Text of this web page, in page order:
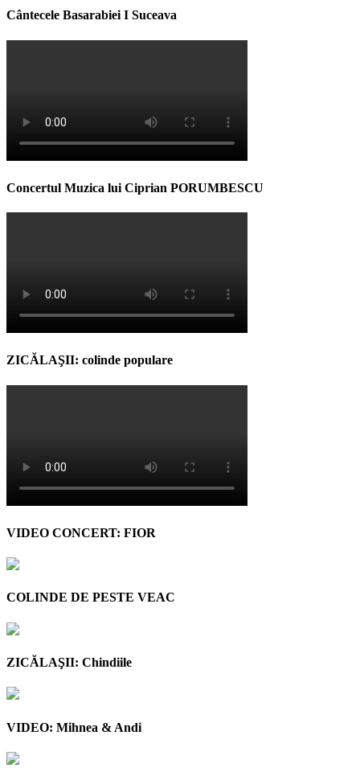
Cântecele Basarabiei I Suceava
Concertul Muzica lui Ciprian PORUMBESCU
ZICĂLAŞII: colinde populare
VIDEO CONCERT: FIOR
COLINDE DE PESTE VEAC
ZICĂLAŞII: Chindiile
VIDEO: Mihnea & Andi